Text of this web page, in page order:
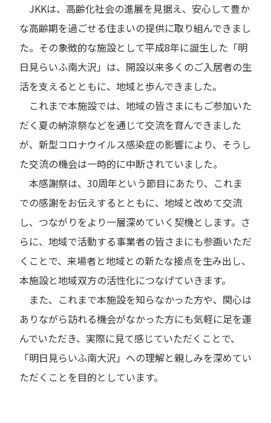
JKKは、高齢化社会の進展を見据え、安心して豊か
な高齢期を過ごせる住まいの提供に取り組んできまし
た。その象徴的な施設として平成8年に誕生した「明
日見らいふ南大沢」は、開設以来多くのご入居者の生
活を支えるとともに、地域と歩んできました。
これまで本施設では、地域の皆さまにもご参加いた
だく夏の納涼祭などを通じて交流を育んできました
が、新型コロナウイルス感染症の影響により、そうし
た交流の機会は一時的に中断されていました。
本感謝祭は、30周年という節目にあたり、これま
での感謝をお伝えするとともに、地域と改めて交流
し、つながりをより一層深めていく契機とします。さ
らに、地域で活動する事業者の皆さまにも参画いただ
くことで、来場者と地域との新たな接点を生み出し、
本施設と地域双方の活性化につなげていきます。
また、これまで本施設を知らなかった方や、関心は
ありながら訪れる機会がなかった方にも気軽に足を運
んでいただき、実際に見て感じていただくことで、
「明日見らいふ南大沢」への理解と親しみを深めてい
ただくことを目的としています。